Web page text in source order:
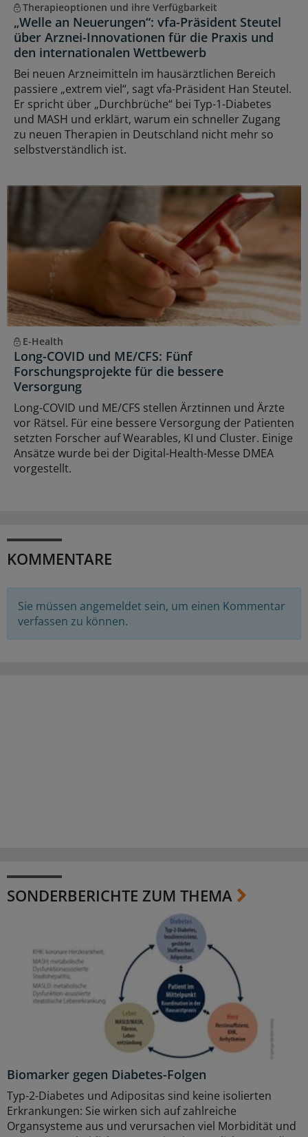
Therapieoptionen und ihre Verfügbarkeit
„Welle an Neuerungen“: vfa-Präsident Steutel
über Arznei-Innovationen für die Praxis und
den internationalen Wettbewerb
Bei neuen Arzneimitteln im hausärztlichen Bereich
passiere „extrem viel“, sagt vfa-Präsident Han Steutel.
Er spricht über „Durchbrüche“ bei Typ-1-Diabetes
und MASH und erklärt, warum ein schneller Zugang
zu neuen Therapien in Deutschland nicht mehr so
selbstverständlich ist.
E-Health
Long-COVID und ME/CFS: Fünf
Forschungsprojekte für die bessere
Versorgung
Long-COVID und ME/CFS stellen Ärztinnen und Ärzte
vor Rätsel. Für eine bessere Versorgung der Patienten
setzten Forscher auf Wearables, KI und Cluster. Einige
Ansätze wurde bei der Digital-Health-Messe DMEA
vorgestellt.
KOMMENTARE
Sie müssen angemeldet sein, um einen Kommentar
verfassen zu können.
SONDERBERICHTE ZUM THEMA
Biomarker gegen Diabetes-Folgen
Typ-2-Diabetes und Adipositas sind keine isolierten
Erkrankungen: Sie wirken sich auf zahlreiche
Organsysteme aus und verursachen viel Morbidität und